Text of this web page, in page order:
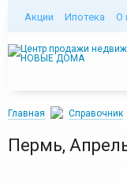
Акции Ипотека О
Главная Справочник
Пермь,